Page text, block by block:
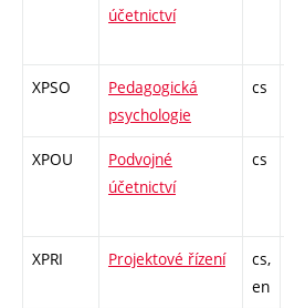
účetnictví
XPSO
Pedagogická
psychologie
cs
XPOU
Podvojné
účetnictví
cs
XPRI Projektové řízení
cs,
en